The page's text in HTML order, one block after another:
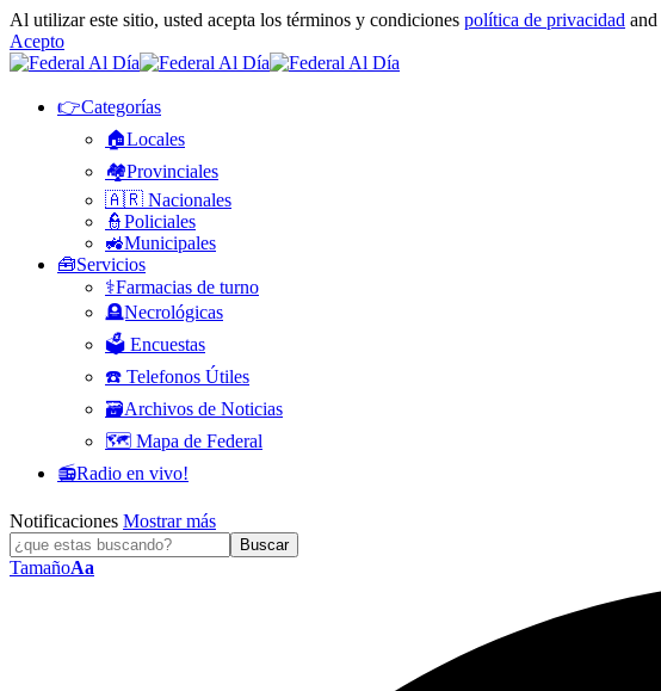
Al utilizar este sitio, usted acepta los términos y condiciones política de privacidad and
Acepto
👉Categorías
🏠Locales
🏘️Provinciales
🇦🇷 Nacionales
👮Policiales
🚜Municipales
🧰Servicios
⚕️Farmacias de turno
🪦Necrológicas
🗳️ Encuestas
☎️ Telefonos Útiles
🗃️Archivos de Noticias
🗺️ Mapa de Federal
📻Radio en vivo!
Notificaciones Mostrar más
TamañoAa